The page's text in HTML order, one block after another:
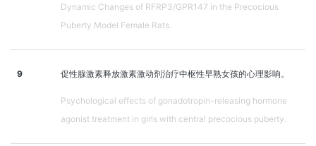
Dynamic Changes of RFRP3/GPR147 in the Precocious
Puberty Model Female Rats.
9 促性腺激素释放激素激动剂治疗中枢性早熟女孩的心理影响。
Psychological effects of gonadotropin-releasing hormone
agonist treatment in girls with central precocious puberty.